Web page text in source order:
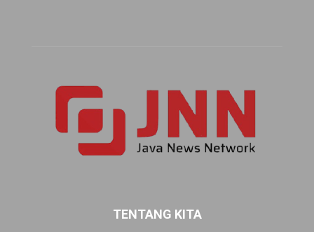
TENTANG KITA